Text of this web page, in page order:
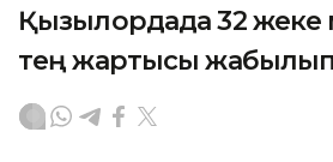
Қызылордада 32 жеке
тең жартысы